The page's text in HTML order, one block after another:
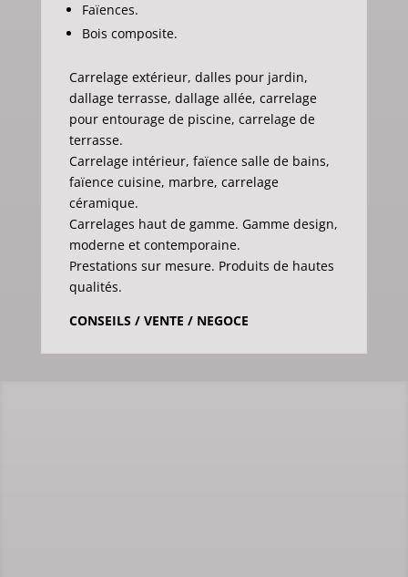
Faïences.
Bois composite.
Carrelage extérieur, dalles pour jardin,
dallage terrasse, dallage allée, carrelage
pour entourage de piscine, carrelage de
terrasse.
Carrelage intérieur, faïence salle de bains,
faïence cuisine, marbre, carrelage
céramique.
Carrelages haut de gamme. Gamme design,
moderne et contemporaine.
Prestations sur mesure. Produits de hautes
qualités.
CONSEILS / VENTE / NEGOCE